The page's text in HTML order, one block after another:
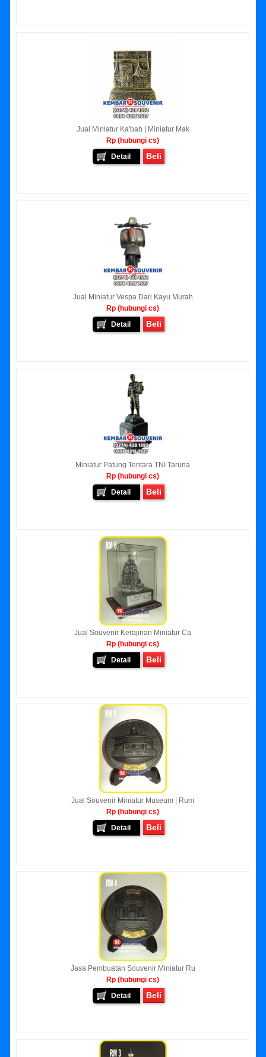
Jual Miniatur Ka'bah | Miniatur Mak
Rp (hubungi cs)
Detail
Beli
Jual Miniatur Vespa Dari Kayu Murah
Rp (hubungi cs)
Detail
Beli
Miniatur Patung Tentara TNI Taruna
Rp (hubungi cs)
Detail
Beli
Jual Souvenir Kerajinan Miniatur Ca
Rp (hubungi cs)
Detail
Beli
Jual Souvenir Miniatur Museum | Rum
Rp (hubungi cs)
Detail
Beli
Jasa Pembuatan Souvenir Miniatur Ru
Rp (hubungi cs)
Detail
Beli